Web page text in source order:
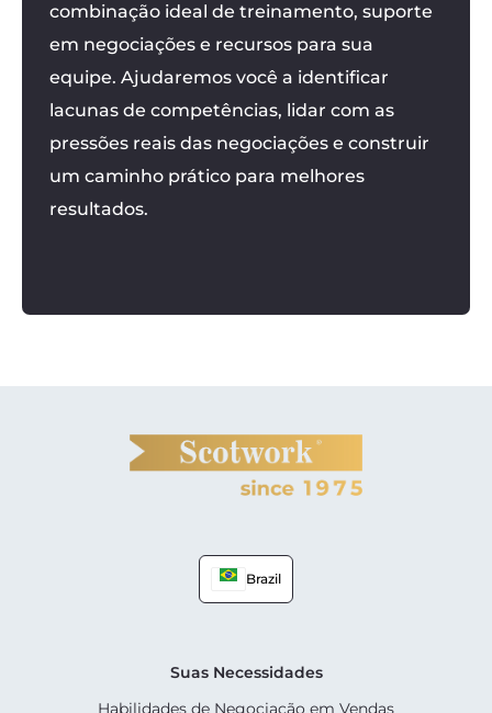
combinação ideal de treinamento, suporte
em negociações e recursos para sua
equipe. Ajudaremos você a identificar
lacunas de competências, lidar com as
pressões reais das negociações e construir
um caminho prático para melhores
resultados.
Brazil
Suas Necessidades
Habilidades de Negociação em Vendas